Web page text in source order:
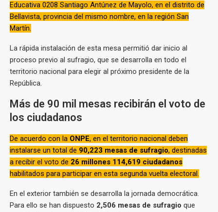
Educativa 0208 Santiago Antúnez de Mayolo, en el distrito de
Bellavista, provincia del mismo nombre, en la región San
Martín.
La rápida instalación de esta mesa permitió dar inicio al
proceso previo al sufragio, que se desarrolla en todo el
territorio nacional para elegir al próximo presidente de la
República.
Más de 90 mil mesas recibirán el voto de
los ciudadanos
De acuerdo con la ONPE, en el territorio nacional deben
instalarse un total de 90,223 mesas de sufragio, destinadas
a recibir el voto de 26 millones 114,619 ciudadanos
habilitados para participar en esta segunda vuelta electoral.
En el exterior también se desarrolla la jornada democrática.
Para ello se han dispuesto 2,506 mesas de sufragio que